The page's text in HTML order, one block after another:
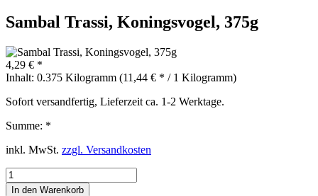
Sambal Trassi, Koningsvogel, 375g
4,29 € *
Inhalt: 0.375 Kilogramm (11,44 € * / 1 Kilogramm)
Sofort versandfertig, Lieferzeit ca. 1-2 Werktage.
Summe: *
inkl. MwSt. zzgl. Versandkosten
In den Warenkorb